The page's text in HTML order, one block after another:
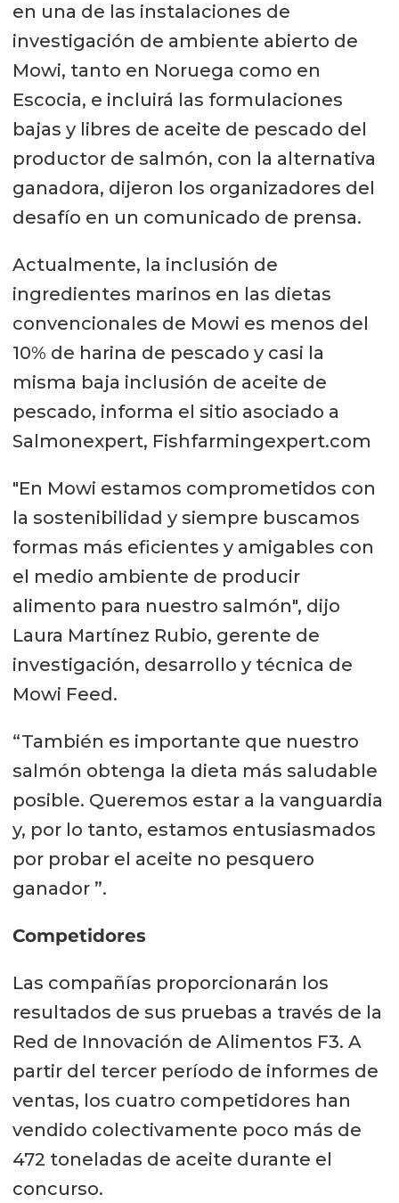
en una de las instalaciones de
investigación de ambiente abierto de
Mowi, tanto en Noruega como en
Escocia, e incluirá las formulaciones
bajas y libres de aceite de pescado del
productor de salmón, con la alternativa
ganadora, dijeron los organizadores del
desafío en un comunicado de prensa.
Actualmente, la inclusión de
ingredientes marinos en las dietas
convencionales de Mowi es menos del
10% de harina de pescado y casi la
misma baja inclusión de aceite de
pescado, informa el sitio asociado a
Salmonexpert, Fishfarmingexpert.com
"En Mowi estamos comprometidos con
la sostenibilidad y siempre buscamos
formas más eficientes y amigables con
el medio ambiente de producir
alimento para nuestro salmón", dijo
Laura Martínez Rubio, gerente de
investigación, desarrollo y técnica de
Mowi Feed.
“También es importante que nuestro
salmón obtenga la dieta más saludable
posible. Queremos estar a la vanguardia
y, por lo tanto, estamos entusiasmados
por probar el aceite no pesquero
ganador ”.
Competidores
Las compañías proporcionarán los
resultados de sus pruebas a través de la
Red de Innovación de Alimentos F3. A
partir del tercer período de informes de
ventas, los cuatro competidores han
vendido colectivamente poco más de
472 toneladas de aceite durante el
concurso.